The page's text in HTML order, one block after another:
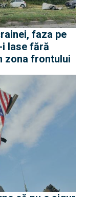
faza pe
lase fără
zona frontului